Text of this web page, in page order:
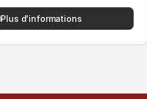
Plus d'informations